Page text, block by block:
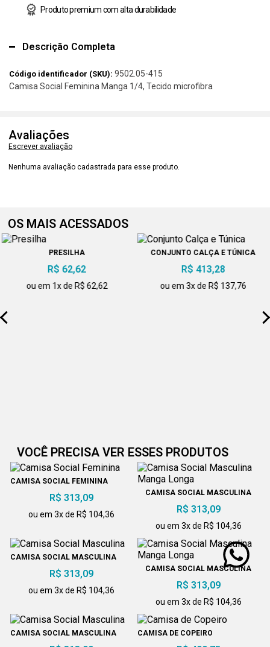
Produto premium com alta durabilidade
Descrição Completa
Código identificador (SKU): 9502.05-415
Camisa Social Feminina Manga 1/4, Tecido microfibra
Avaliações
Escrever avaliação
Nenhuma avaliação cadastrada para esse produto.
OS MAIS ACESSADOS
PRESILHA
R$ 62,62
ou em 1x de R$ 62,62
CONJUNTO CALÇA E TÚNICA
R$ 413,28
ou em 3x de R$ 137,76
VOCÊ PRECISA VER ESSES PRODUTOS
CAMISA SOCIAL FEMININA
R$ 313,09
ou em 3x de R$ 104,36
CAMISA SOCIAL MASCULINA
MANGA LONGA
R$ 313,09
ou em 3x de R$ 104,36
CAMISA SOCIAL MASCULINA
R$ 313,09
ou em 3x de R$ 104,36
CAMISA SOCIAL MASCULINA
MANGA LONGA
R$ 313,09
ou em 3x de R$ 104,36
CAMISA SOCIAL MASCULINA CAMISA DE COPEIRO